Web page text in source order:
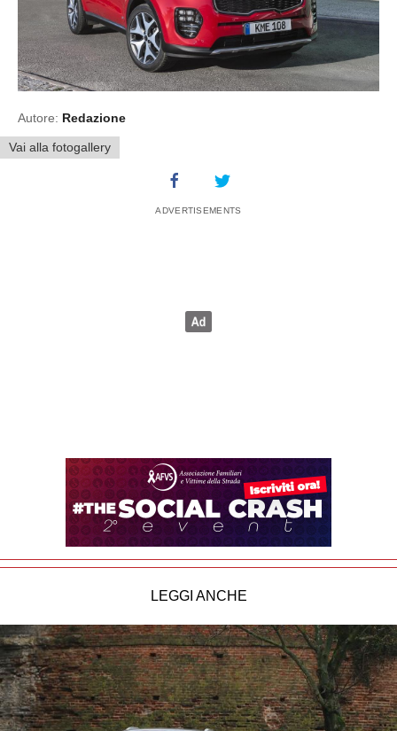
Autore: Redazione
Vai alla fotogallery
LEGGI ANCHE